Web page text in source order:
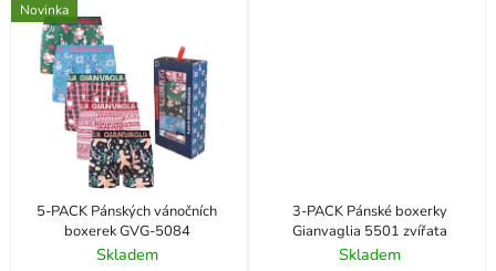
Novinka
5-PACK Pánských vánočních
boxerek GVG-5084
Skladem
3-PACK Pánské boxerky
Gianvaglia 5501 zvířata
Skladem